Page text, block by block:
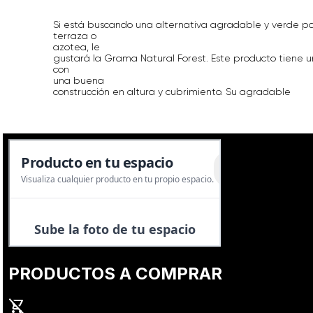
Si está buscando una alternativa agradable y verde
terraza o
azotea, le
gustará la Grama Natural Forest. Este producto tiene
con
una buena
construcción en altura y cubrimiento. Su agradable